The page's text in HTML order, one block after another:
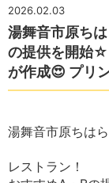
2026.02.03
湯舞音市原ち
の提供を開始☆
が作成😍 プリ
湯舞音市原ちは
レストラン！